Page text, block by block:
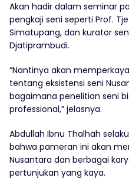
Akan hadir dalam seminar
pengkaji seni seperti Prof.
Simatupang, dan kurator
Djatiprambudi.
“Nantinya akan
tentang eksistensi seni
bagaimana penelitian seni
professional,” jelasnya.
Abdullah Ibnu Thalhah
bahwa pameran ini akan
Nusantara dan berbagai
pertunjukan yang kaya.